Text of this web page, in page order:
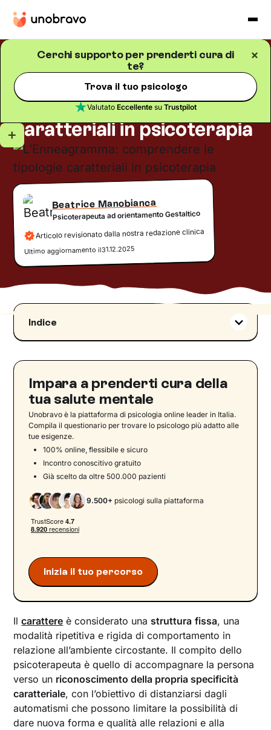
Cerchi supporto per prenderti cura di
te?
Trova il tuo psicologo
Valutato Eccellentesu Trustpilot
minuti di lettura
L’Enneagramma:
comprendere le tipologie
caratteriali in psicoterapia
Beatrice Manobianca
Psicoterapeuta ad orientamento Gestaltico
Articolo revisionato dalla nostra redazione clinica
Ultimo aggiornamento il31.12.2025
Indice
Diventare consapevoli
L’Enneagramma
I caratteri e l’Enneagramma
Lo strumento terapeutico
L’Enneagramma e la psicoterapia
Guida ai 9 enneatipi: caratteristiche, risorse e
modalità relazionali secondo l'enneagramma
Enneatipo 1 – Il Riformatore
Enneatipo 2 – Il Donatore
Enneatipo 3 – Il Realizzatore
Enneatipo 4 – Il Romantico
Enneatipo 5 – L’Osservatore
Enneatipo 7 – L’Entusiasta
Enneatipo 8 – Il Leader
Enneatipo 9 – Il Pacificatore
Scopri il tuo Enneatipo e inizia il tuo percorso di
crescita personale con Unobravo
Impara a prenderti cura della
tua salute mentale
Unobravo è la piattaforma di psicologia online leader in Italia.
Compila il questionario per trovare lo psicologo più adatto alle
tue esigenze.
Inizia il tuo percorso
100% online, flessibile e sicuro
Incontro conoscitivo gratuito
Già scelto da oltre 500.000 pazienti
9.500+ psicologi sulla piattaforma
Ilcarattere è considerato una struttura fissa, una
modalità ripetitiva e rigida di comportamento in
relazione all’ambiente circostante. Il compito dello
psicoterapeuta è quello di accompagnare la persona
verso un riconoscimento della propria specificità
caratteriale, con l’obiettivo di distanziarsi dagli
automatismi che possono limitare la possibilità di
dare nuova forma e qualità alle relazioni e alla